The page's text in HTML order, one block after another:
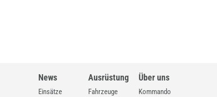
News
Einsätze
Ausrüstung
Fahrzeuge
Über uns
Kommando